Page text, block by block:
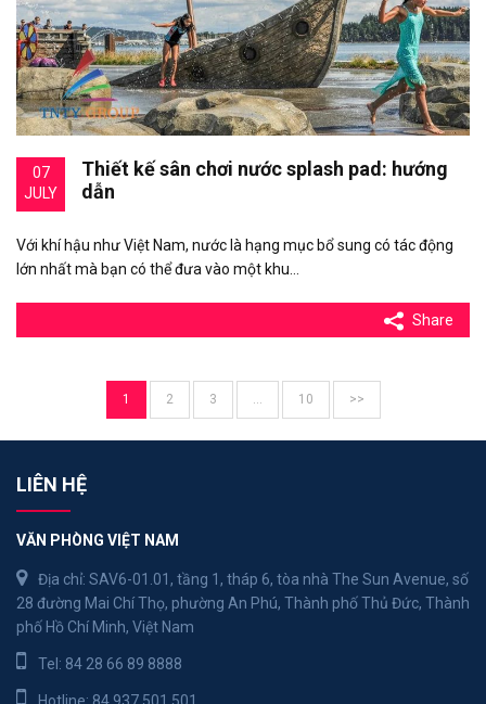
07
JULY
Thiết kế sân chơi nước splash pad: hướng
dẫn
Với khí hậu như Việt Nam, nước là hạng mục bổ sung có tác động
lớn nhất mà bạn có thể đưa vào một khu…
Share
1 2 3 10 >>
LIÊN HỆ
VĂN PHÒNG VIỆT NAM
Địa chỉ: SAV6-01.01, tầng 1, tháp 6, tòa nhà The Sun Avenue, số
28 đường Mai Chí Thọ, phường An Phú, Thành phố Thủ Đức, Thành
phố Hồ Chí Minh, Việt Nam
Tel: 84 28 66 89 8888
Hotline: 84 937 501 501